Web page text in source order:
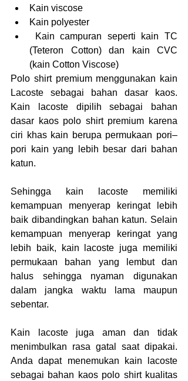
Kain viscose
Kain polyester
(Teteron Cotton) dan kain CVC
(kain Cotton Viscose)
Polo shirt premium menggunakan kain
Lacoste sebagai bahan dasar kaos.
Kain lacoste dipilih sebagai bahan
dasar kaos polo shirt premium karena
ciri khas kain berupa permukaan pori–
pori kain yang lebih besar dari bahan
katun.
Sehingga kain lacoste memiliki
kemampuan menyerap keringat lebih
baik dibandingkan bahan katun. Selain
kemampuan menyerap keringat yang
lebih baik, kain lacoste juga memiliki
permukaan bahan yang lembut dan
halus sehingga nyaman digunakan
dalam jangka waktu lama maupun
sebentar.
Kain lacoste juga aman dan tidak
menimbulkan rasa gatal saat dipakai.
Anda dapat menemukan kain lacoste
sebagai bahan kaos polo shirt kualitas